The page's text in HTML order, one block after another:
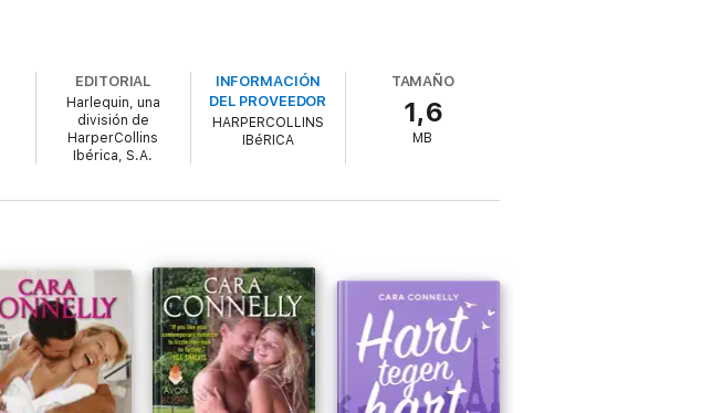
EDITORIAL
Harlequin, una
división de
HarperCollins
Ibérica, S.A.
INFORMACIÓN
DEL PROVEEDOR
HARPERCOLLINS
IBéRICA
TAMAÑO
1,6
MB